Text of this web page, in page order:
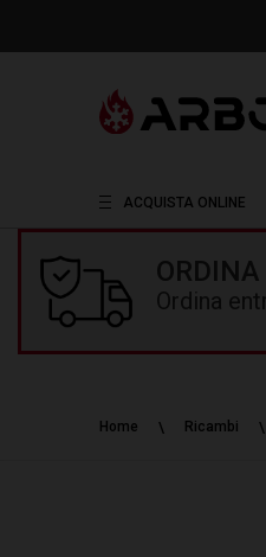
ACQUISTA ONLINE
ORDINA
Ordina
Home Ricambi